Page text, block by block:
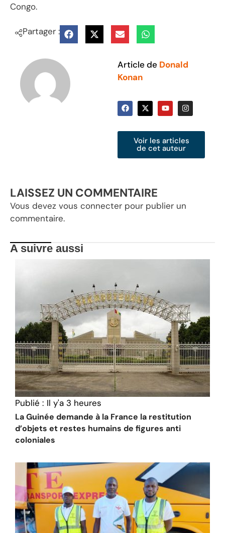
Congo.
Partager :
Article de Donald
Konan
Voir les articles
de cet auteur
LAISSEZ UN COMMENTAIRE
Vous devez vous connecter pour publier un
commentaire.
A suivre aussi
Publié : Il y'a 3 heures
La Guinée demande à la France la restitution
d’objets et restes humains de figures anti
coloniales